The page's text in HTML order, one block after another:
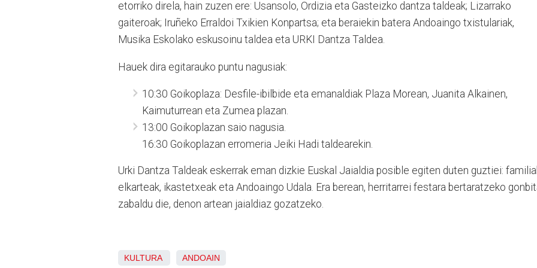
etorriko direla, hain zuzen ere: Usansolo, Ordizia eta Gasteizko dantza taldeak; Lizarrako
gaiteroak; Iruñeko Erraldoi Txikien Konpartsa; eta beraiekin batera Andoaingo txistulariak,
Musika Eskolako eskusoinu taldea eta URKI Dantza Taldea.
Hauek dira egitarauko puntu nagusiak:
10:30 Goikoplaza: Desfile-ibilbide eta emanaldiak Plaza Morean, Juanita Alkainen,
Kaimuturrean eta Zumea plazan.
13:00 Goikoplazan saio nagusia.
16:30 Goikoplazan erromeria Jeiki Hadi taldearekin.
Urki Dantza Taldeak eskerrak eman dizkie Euskal Jaialdia posible egiten duten guztiei:
elkarteak, ikastetxeak eta Andoaingo Udala. Era berean, herritarrei festara bertaratzeko
zabaldu die, denon artean jaialdiaz gozatzeko.
KULTURA ANDOAIN